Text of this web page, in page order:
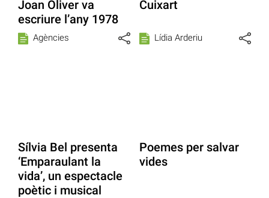
Joan Oliver va
escriure l’any 1978
Agències
Cuixart
Lídia Arderiu
Sílvia Bel presenta
‘Emparaulant la
vida’, un espectacle
poètic i musical
Poemes per salvar
vides